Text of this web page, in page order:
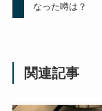
なった噂は？
関連記事